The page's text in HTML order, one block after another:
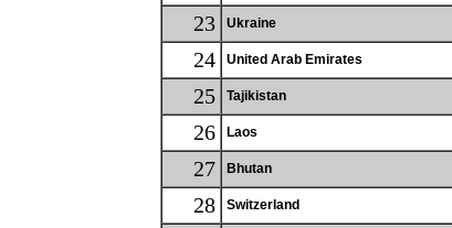
23 Ukraine
24 United Arab Emirates
25 Tajikistan
26 Laos
27 Bhutan
28 Switzerland